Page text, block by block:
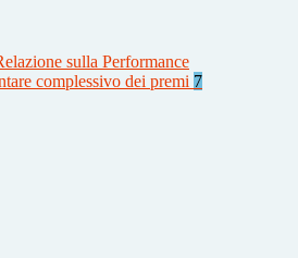
sulla Performance
complessivo dei premi 7